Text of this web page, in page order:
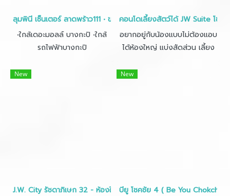
ลุมพินี เซ็นเตอร์ ลาดพร้าว111 • ขนาด 26ตร.ม.
•ใกล้เดอะมอลล์ บางกะปิ •ใกล้
รถไฟฟ้าบางกะปิ
คอนโดเลี้ยงสัตว์ได้ JW Suite โช
อยากอยู่กับน้องแบบไม่ต้องแอบ
ได้ห้องใหญ่ แบ่งสัดส่วน เลี้ยง
เลย ถูกกว่าเช่า เฟอร์ใหม่ ฟรีโอน
New
J.W. City รัชดาภิเษก 32 - ห้องใหญ่ 52 ตร.ม - ชั้น 8.
New
บียู โชคชัย 4 ( Be You